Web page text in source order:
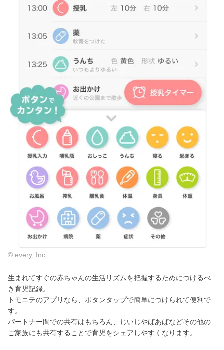
© every, Inc.
生まれてすぐの赤ちゃんの生活リズムを把握するためにつけるべ
き育児記録。
トモニテのアプリなら、ボタンタップで簡単につけられて便利で
す。
パートナー間での共有はもちろん、じいじやばあばなどその他の
ご家族にも共有することで育児をシェアしやすくなります。